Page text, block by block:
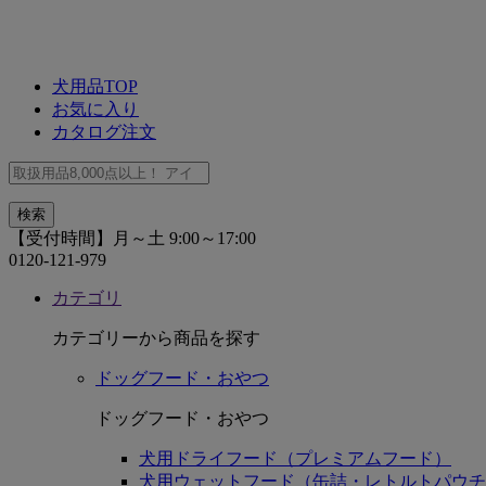
犬用品TOP
お気に入り
カタログ注文
【受付時間】月～土 9:00～17:00
0120-121-979
カテゴリ
カテゴリーから商品を探す
ドッグフード・おやつ
ドッグフード・おやつ
犬用ドライフード（プレミアムフード）
犬用ウェットフード（缶詰・レトルトパウ